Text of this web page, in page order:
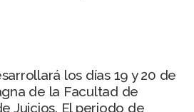
los días 19 y 20 de
de la Facultad de
Juicios. El periodo de